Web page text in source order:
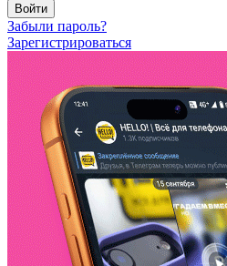
Войти
Забыли пароль?
Зарегистрироваться